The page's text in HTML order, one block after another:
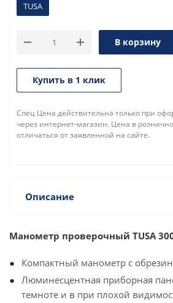
TUSA
В корзину
Купить в 1 клик
Спец Цена действительна только при
через интернет-магазин. Цена в
отличаться от заявленной на сайте.
Описание
Манометр проверочный TUSA
Компактный манометр с
Люминесцентная приборная
темноте и в при плохой